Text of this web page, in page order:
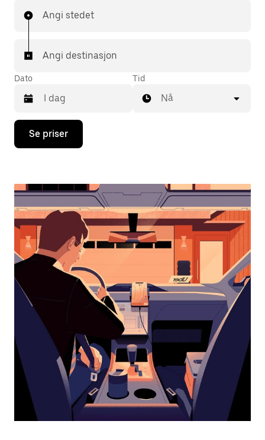
Angi stedet
Angi destinasjon
Dato
Trykk
piltast
åpne
og
velge
dato.
Trykk
på
Esc-
knappen
kalenderen.
Tid
Nå
Se priser